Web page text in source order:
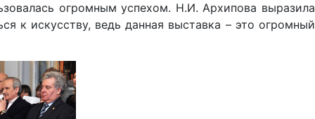
огромным успехом. Н.И. Архипова выразила
к искусству, ведь данная выставка – это огромный